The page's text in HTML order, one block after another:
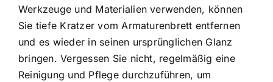
Werkzeuge und Materialien verwenden, können
Sie tiefe Kratzer vom Armaturenbrett entfernen
und es wieder in seinen ursprünglichen Glanz
bringen. Vergessen Sie nicht, regelmäßig eine
Reinigung und Pflege durchzuführen, um